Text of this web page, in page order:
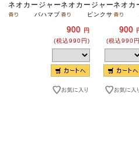
ネオカージャー
バハマブリーズ
900 円
(税込990円)
ネオカージャー
ピンクサンド
900
(税込990
ネオカ